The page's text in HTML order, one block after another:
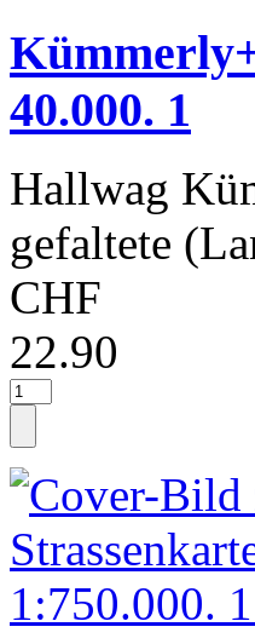
40.000. 1
Hallwag
gefaltete
CHF
22.90